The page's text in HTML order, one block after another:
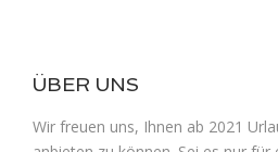
ÜBER UNS
Wir freuen uns, Ihnen ab 2021